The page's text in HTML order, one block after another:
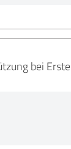
bei